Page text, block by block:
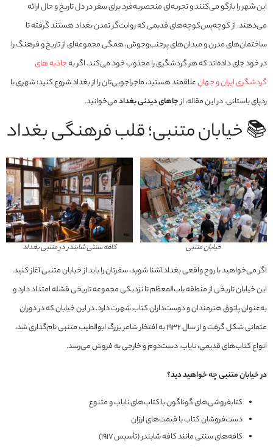
این شهر را بازگو می‌کنند و تجربه‌ای منحصربه‌فرد برای سفر در دل تاریخ و حال ارائه
می‌دهند. از کوچه‌پس‌کوچه‌های قدیمی که روایت‌گر تمدن بغداد هستند گرفته تا
ساختمان‌های مدرن و میدان‌های پرجنب‌وجوش، همگی مجموعه‌ای از تاریخ و فرهنگ را
در خود جای داده‌اند که هر گردشگری را مجذوب خود می‌کند. اگر بهجاذبه های
گردشگری ایران و جهانعلاقمند هستید، ماجراجویی‌تان را از بغداد شروع کنید؛ شهری با
ردپای باستانی. در این مقاله، ازجاهای دیدنی بغدادمی‌خوانید.
📚 خیابان متنبی؛ قلب فرهنگی بغداد
خیابان متنبی کافه سنتی شابندر در متنبی بغداد
اگر می‌خواهید با روح واقعی بغداد آشنا شوید، سفرتان را باید از خیابان متنبی آغاز کنید.
این خیابان تاریخی از منطقه باب‌المعظم تا نزدیکی مجموعه تاریخی قشله امتداد دارد و
به‌عنوان پاتوق هنرمندان و دوست‌داران کتاب شهرت دارد. در این خیابان که در دوران
عثمانی شکل گرفت و از سال ۱۹۳۲ به افتخار شاعر بزرگ ابوالطیب متنبی نام‌گذاری شد،
انواع کتاب‌های قدیمی، نایاب، دست‌دوم و خارجی به فروش می‌رسد.
در خیابان متنبی چه خواهید دید؟
کتابفروشی‌های گوناگون با کتاب‌های نایاب و متنوع
دست‌فروشان کتاب با قیمت‌های ارزان
کافه‌های سنتی مانند کافه شابندر (تأسیس ۱۹۱۷)